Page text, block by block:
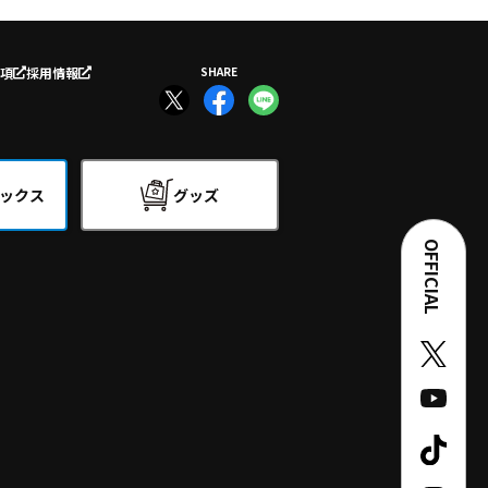
採用情報 SHARE
クス グッズ
OFFICIAL